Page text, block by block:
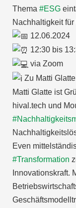
Thema #ESG
Nachhaltigkeit
12.06.2024
12:30 bis
via Zoom
Zu Matti
Matti Glatte ist
hival.tech und
Even
#Transformation
Innovationskraft.